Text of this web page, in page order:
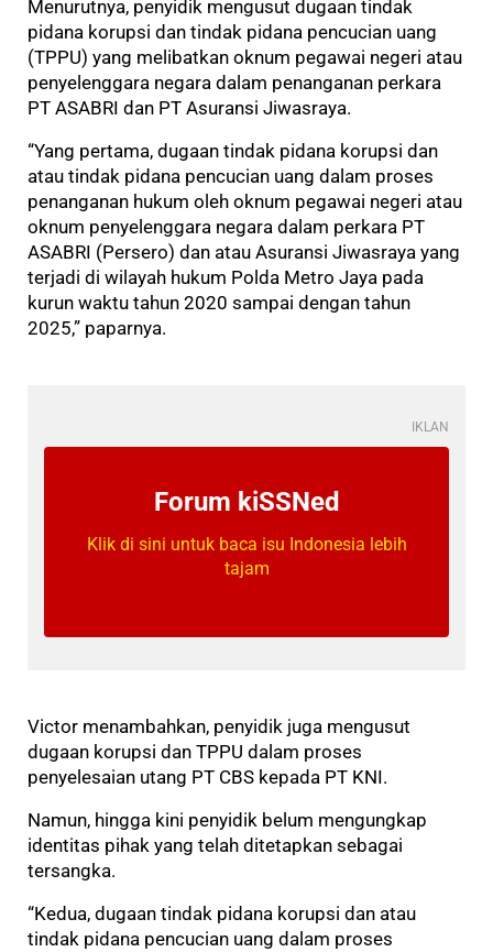
Menurutnya, penyidik mengusut dugaan tindak
pidana korupsi dan tindak pidana pencucian uang
(TPPU) yang melibatkan oknum pegawai negeri atau
penyelenggara negara dalam penanganan perkara
PT ASABRI dan PT Asuransi Jiwasraya.
“Yang pertama, dugaan tindak pidana korupsi dan
atau tindak pidana pencucian uang dalam proses
penanganan hukum oleh oknum pegawai negeri atau
oknum penyelenggara negara dalam perkara PT
ASABRI (Persero) dan atau Asuransi Jiwasraya yang
terjadi di wilayah hukum Polda Metro Jaya pada
kurun waktu tahun 2020 sampai dengan tahun
2025,” paparnya.
IKLAN
Forum kiSSNed
Klik di sini untuk baca isu Indonesia lebih
tajam
Victor menambahkan, penyidik juga mengusut
dugaan korupsi dan TPPU dalam proses
penyelesaian utang PT CBS kepada PT KNI.
Namun, hingga kini penyidik belum mengungkap
identitas pihak yang telah ditetapkan sebagai
tersangka.
“Kedua, dugaan tindak pidana korupsi dan atau
tindak pidana pencucian uang dalam proses